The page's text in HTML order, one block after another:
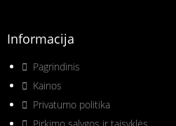
Informacija
Pagrindinis
Kainos
Privatumo politika